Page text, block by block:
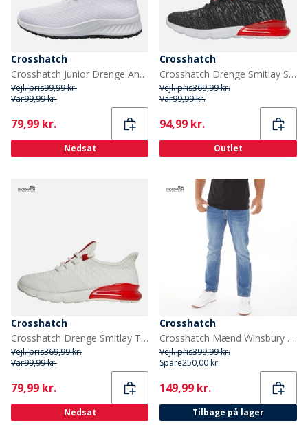
Crosshatch
Crosshatch Junior Drenge Antioch træningssko Hvid
Vejl. pris99,99 kr.
Var99,99 kr.
Current
79,99 kr.
Nedsat
Crosshatch
Crosshatch Drenge Smitlay Sneakers Sort
Vejl. pris369,99 kr.
Var99,99 kr.
Current
94,99 kr.
Outlet
Crosshatch
Crosshatch Drenge Smitlay Træningssko Hvid/Rød
Vejl. pris369,99 kr.
Var99,99 kr.
Current
79,99 kr.
Nedsat
Crosshatch
Crosshatch Mænd Winsbury Bootcut Jeans Stenvasket
Vejl. pris399,99 kr.
Spare250,00 kr.
Current
149,99 kr.
Tilbage på lager